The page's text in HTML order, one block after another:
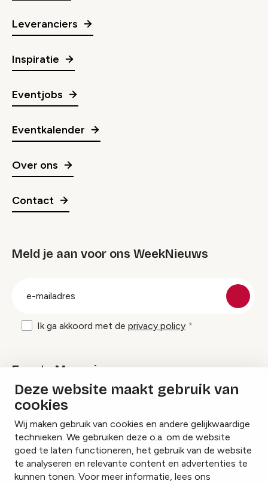
Deze website maakt gebruik van
cookies
Wij maken gebruik van cookies en andere gelijkwaardige
technieken. We gebruiken deze o.a. om de website
goed te laten functioneren, het gebruik van de website
te analyseren en relevante content en advertenties te
kunnen tonen. Voor meer informatie, lees ons
Leveranciers
Inspiratie
Eventjobs
Eventkalender
Over ons
Contact
Meld je aan voor ons WeekNieuws
Ik ga akkoord met de privacy policy
Events Magazine
Ik ontvang graag Events Magazine
InstagramFacebookLinkedIn